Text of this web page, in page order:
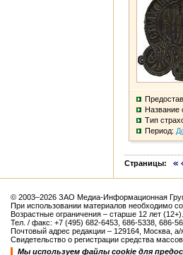
Название
Тип
Период:
Страницы:
© 2003–2026 ЗАО Медиа-Информационная
При использовании материалов необходимо
Возрастные ограничения – старше 12 лет (12+).
Тел. / факс: +7 (495) 682-6453, 686-5338, 686-
Почтовый адрес редакции – 129164, Москва, а/
Свидетельство о регистрации средства
Мы используем файлы cookie для